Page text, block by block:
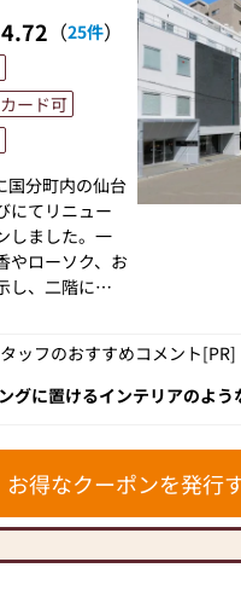
4.72 （25件）
ード可
国分町内の仙台
にてリニュー
しました。一
やローソク、お
し、二階には
モダン仏壇を
取り揃えてお
園駅」より徒
鉄南北線「勾
おります。経験
ッフのおすすめコメント[PR]
グに置けるインテリアのよう
・仏具・位牌が数多く展示さ
もちろん、位牌をお求めのお
ています。宮城県内で仏壇を
一度は立ち寄っていただきた
お得なクーポンを発行